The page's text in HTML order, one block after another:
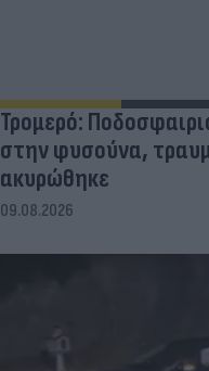
Τρομερό:
στην φυσούνα,
ακυρώθηκε
09.08.2026